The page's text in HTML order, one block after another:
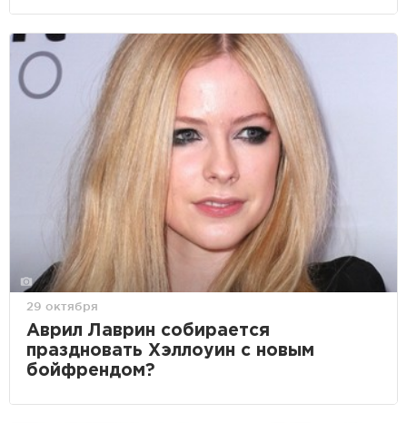
29 октября
Аврил Лаврин собирается
праздновать Хэллоуин с новым
бойфрендом?